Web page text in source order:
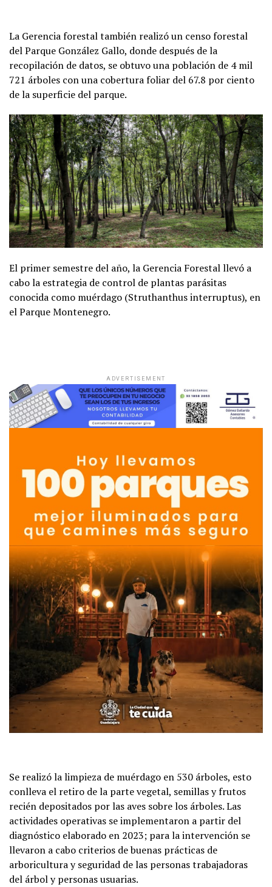
La Gerencia forestal también realizó un censo forestal
del Parque González Gallo, donde después de la
recopilación de datos, se obtuvo una población de 4 mil
721 árboles con una cobertura foliar del 67.8 por ciento
de la superficie del parque.
El primer semestre del año, la Gerencia Forestal llevó a
cabo la estrategia de control de plantas parásitas
conocida como muérdago (Struthanthus interruptus), en
el Parque Montenegro.
ADVERTISEMENT
Se realizó la limpieza de muérdago en 530 árboles, esto
conlleva el retiro de la parte vegetal, semillas y frutos
recién depositados por las aves sobre los árboles. Las
actividades operativas se implementaron a partir del
diagnóstico elaborado en 2023; para la intervención se
llevaron a cabo criterios de buenas prácticas de
arboricultura y seguridad de las personas trabajadoras
del árbol y personas usuarias.